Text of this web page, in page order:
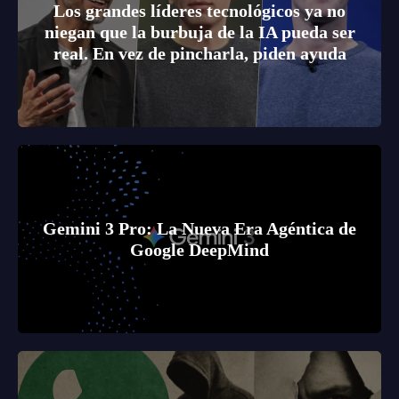
Los grandes líderes tecnológicos ya no
niegan que la burbuja de la IA pueda ser
real. En vez de pincharla, piden ayuda
Gemini 3 Pro: La Nueva Era Agéntica de
Google DeepMind